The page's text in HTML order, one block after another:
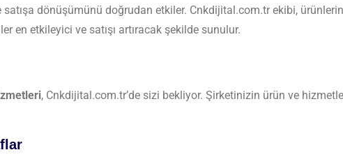
satışa dönüşümünü doğrudan etkiler. Cnkdijital.com.tr ekibi,
en etkileyici ve satışı artıracak şekilde sunulur.
, Cnkdijital.com.tr’de sizi bekliyor. Şirketinizin ürün ve